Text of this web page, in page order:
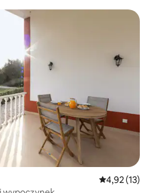
Średnia
4,92 (13)